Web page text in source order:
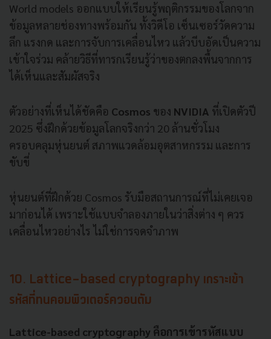
World models ออกแบบให้เรียนรู้พฤติกรรมของโลกจาก
ข้อมูลหลายช่องทางพร้อมกัน ทั้งวิดีโอ เซ็นเซอร์วัดความ
ลึก แรงกด และการจับการเคลื่อนไหว แล้วบีบอัดเป็นความ
เข้าใจร่วม คล้ายวิธีที่ทารกเรียนรู้ว่าของตกลงพื้นจากการ
ได้เห็นและสัมผัสจริง
ตัวอย่างที่เห็นได้ชัดคือ Cosmos ของ NVIDIA ที่เปิดตัวปี
2025 ซึ่งฝึกด้วยข้อมูลโลกจริงกว่า 20 ล้านชั่วโมง
ครอบคลุมหุ่นยนต์ สภาพแวดล้อมอุตสาหกรรม และการ
ขับขี่
หุ่นยนต์ที่ฝึกด้วย Cosmos รับมือสถานการณ์ที่ไม่เคยเจอ
มาก่อนได้ เพราะใช้แบบจำลองภายในว่าสิ่งต่าง ๆ ควร
เคลื่อนไหวอย่างไร ไม่ใช่การจดจำภาพ
10. Lattice-based cryptography เกราะเข้า
รหัสที่ทนคอมพิวเตอร์ควอนตัม
Lattice-based cryptography คือการเข้ารหัสแบบ